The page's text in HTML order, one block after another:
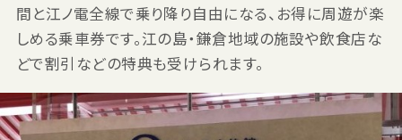
間と江ノ電全線で乗り降り自由になる、お得に周遊が楽
しめる乗車券です。江の島・鎌倉地域の施設や飲食店な
どで割引などの特典も受けられます。